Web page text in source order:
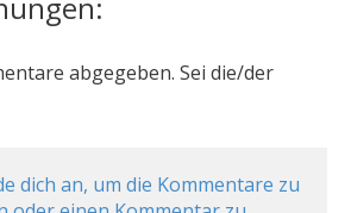
abgegeben. Sei die/der
dich an, um die Kommentare zu